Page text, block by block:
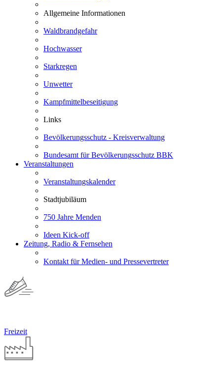
Allgemeine Informationen
Waldbrandgefahr
Hochwasser
Starkregen
Unwetter
Kampfmittelbeseitigung
Links
Bevölkerungsschutz - Kreisverwaltung
Bundesamt für Bevölkerungsschutz BBK
Veranstaltungen
Veranstaltungskalender
Stadtjubiläum
750 Jahre Menden
Ideen Kick-off
Zeitung, Radio & Fernsehen
Kontakt für Medien- und Pressevertreter
Freizeit